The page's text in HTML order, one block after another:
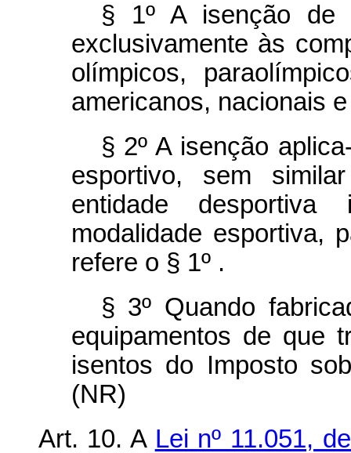
§ 1º A isenção
exclusivamente às
olímpicos,
americanos, nacionais
§ 2º A isenção
esportivo, sem
entidade desportiva
modalidade esportiva,
refere o § 1º .
§ 3º Quando
equipamentos de que
isentos do Imposto
(NR)
Art. 10. A Lei nº 11.051,